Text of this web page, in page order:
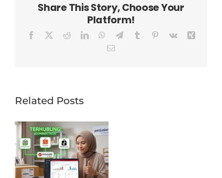
Share This Story, Choose Your
Platform!
Facebook RedditLinkedInWhatsApp
TelegramTumblr Pinterest
Vk
Email
Related Posts